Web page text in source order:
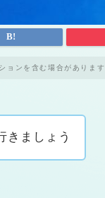
ョンを含む場合があります
きましょう